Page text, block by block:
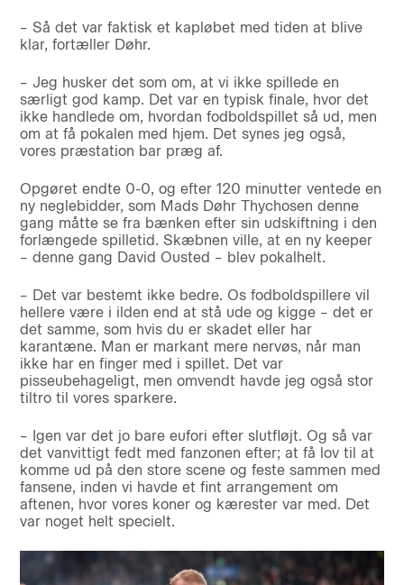
– Så det var faktisk et kapløbet med tiden at blive
klar, fortæller Døhr.
– Jeg husker det som om, at vi ikke spillede en
særligt god kamp. Det var en typisk finale, hvor det
ikke handlede om, hvordan fodboldspillet så ud, men
om at få pokalen med hjem. Det synes jeg også,
vores præstation bar præg af.
Opgøret endte 0-0, og efter 120 minutter ventede en
ny neglebidder, som Mads Døhr Thychosen denne
gang måtte se fra bænken efter sin udskiftning i den
forlængede spilletid. Skæbnen ville, at en ny keeper
– denne gang David Ousted – blev pokalhelt.
– Det var bestemt ikke bedre. Os fodboldspillere vil
hellere være i ilden end at stå ude og kigge – det er
det samme, som hvis du er skadet eller har
karantæne. Man er markant mere nervøs, når man
ikke har en finger med i spillet. Det var
pisseubehageligt, men omvendt havde jeg også stor
tiltro til vores sparkere.
– Igen var det jo bare eufori efter slutfløjt. Og så var
det vanvittigt fedt med fanzonen efter; at få lov til at
komme ud på den store scene og feste sammen med
fansene, inden vi havde et fint arrangement om
aftenen, hvor vores koner og kærester var med. Det
var noget helt specielt.